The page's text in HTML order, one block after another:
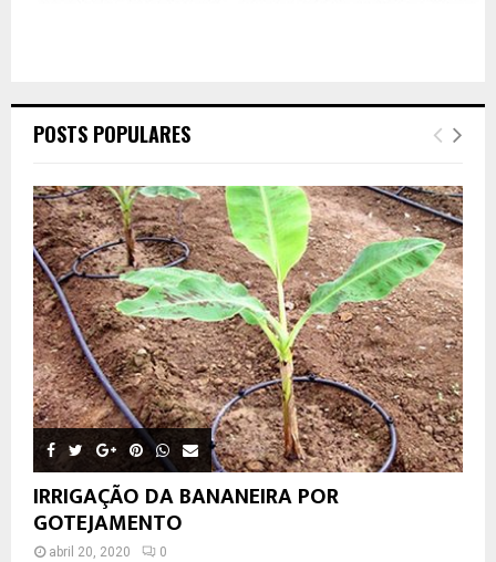
POSTS POPULARES
IRRIGAÇÃO DA BANANEIRA POR
GOTEJAMENTO
abril 20, 2020 0